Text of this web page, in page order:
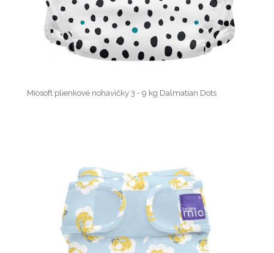
Miosoft plienkové nohavičky 3 - 9 kg Dalmatian Dots